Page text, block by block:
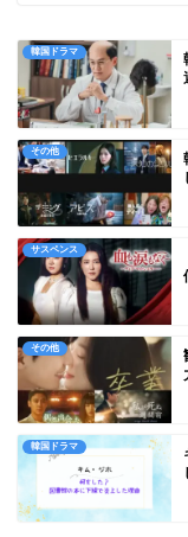
韓国ドラマ
その他
サスペンス
その他
韓国ドラマ